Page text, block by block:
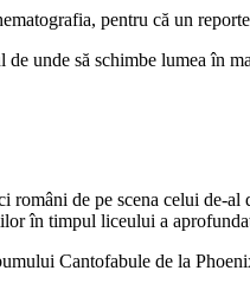
pentru că un
de unde să schimbe lumea în
de pe scena celui de-
în timpul liceului a
Cantofabule de la